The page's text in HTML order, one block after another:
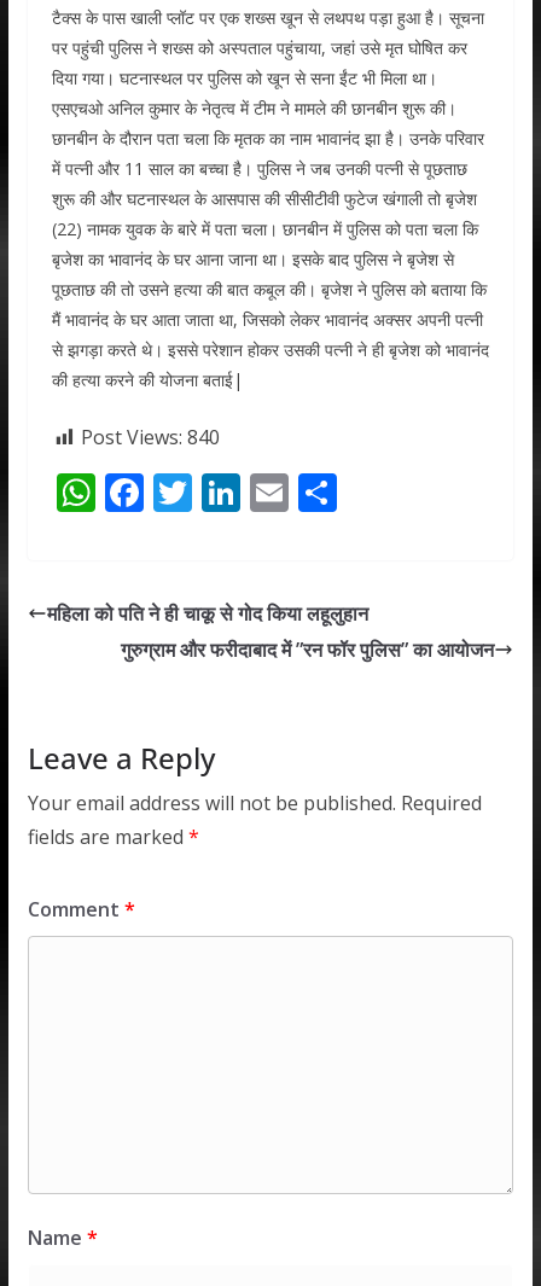
टैक्स के पास खाली प्लॉट पर एक शख्स खून से लथपथ पड़ा हुआ है। सूचना
पर पहुंची पुलिस ने शख्स को अस्पताल पहुंचाया, जहां उसे मृत घोषित कर
दिया गया। घटनास्थल पर पुलिस को खून से सना ईंट भी मिला था।
एसएचओ अनिल कुमार के नेतृत्व में टीम ने मामले की छानबीन शुरू की।
छानबीन के दौरान पता चला कि मृतक का नाम भावानंद झा है। उनके परिवार
में पत्नी और 11 साल का बच्चा है। पुलिस ने जब उनकी पत्नी से पूछताछ
शुरू की और घटनास्थल के आसपास की सीसीटीवी फुटेज खंगाली तो बृजेश
(22) नामक युवक के बारे में पता चला। छानबीन में पुलिस को पता चला कि
बृजेश का भावानंद के घर आना जाना था। इसके बाद पुलिस ने बृजेश से
पूछताछ की तो उसने हत्या की बात कबूल की। बृजेश ने पुलिस को बताया कि
मैं भावानंद के घर आता जाता था, जिसको लेकर भावानंद अक्सर अपनी पत्नी
से झगड़ा करते थे। इससे परेशान होकर उसकी पत्नी ने ही बृजेश को भावानंद
की हत्या करने की योजना बताई|
Post Views: 840
W
s
F
b
o
T
er
Li
e
dI
E
l
S
e
महिला को पति ने ही चाकू से गोद किया लहूलुहान
गुरुग्राम और फरीदाबाद में ”रन फॉर पुलिस” का आयोजन
Leave a Reply
Your email address will not be published. Required
fields are marked *
Comment *
Name *